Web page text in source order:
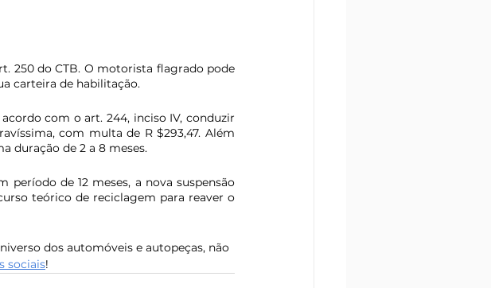
250 do CTB. O motorista flagrado pode
carteira de habilitação.
com o art. 244, inciso IV, conduzir
com multa de R $293,47. Além
duração de 2 a 8 meses.
de 12 meses, a nova suspensão
teórico de reciclagem para reaver o
dos automóveis e autopeças, não
sociais!